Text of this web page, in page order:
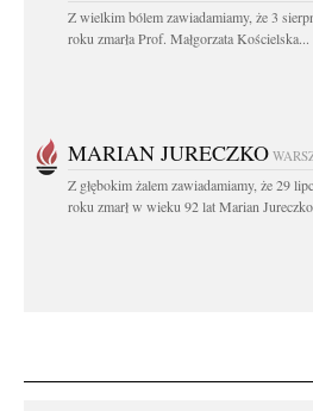
Z wielkim bólem zawiadamiamy, że 3
roku zmarła Prof. Małgorzata Kościelska...
MARIAN JURECZKO
Z głębokim żalem zawiadamiamy, że 29
roku zmarł w wieku 92 lat Marian